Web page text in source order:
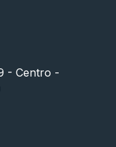
- Centro -